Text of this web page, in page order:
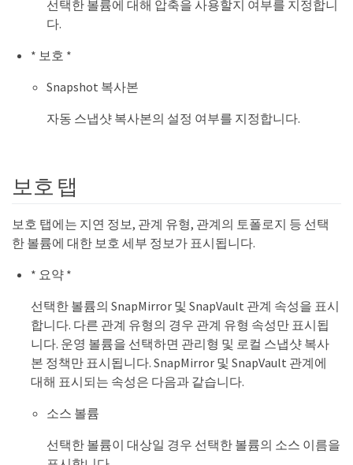
선택한 볼륨에 대해 압축을 사용할지 여부를 지정합니
다.
* 보호 *
Snapshot 복사본
자동 스냅샷 복사본의 설정 여부를 지정합니다.
보호 탭
보호 탭에는 지연 정보, 관계 유형, 관계의 토폴로지 등 선택
한 볼륨에 대한 보호 세부 정보가 표시됩니다.
* 요약 *
선택한 볼륨의 SnapMirror 및 SnapVault 관계 속성을 표시
합니다. 다른 관계 유형의 경우 관계 유형 속성만 표시됩
니다. 운영 볼륨을 선택하면 관리형 및 로컬 스냅샷 복사
본 정책만 표시됩니다. SnapMirror 및 SnapVault 관계에
대해 표시되는 속성은 다음과 같습니다.
소스 볼륨
선택한 볼륨이 대상일 경우 선택한 볼륨의 소스 이름을